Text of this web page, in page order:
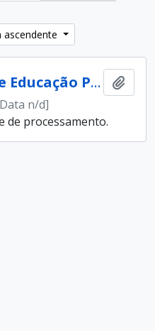
ascendente
InFormar : Cultura e Educação Popular (entidade)
n/d]
de processamento.